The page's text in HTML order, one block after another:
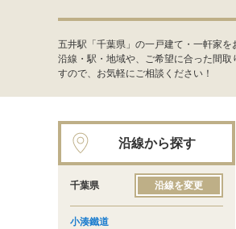
五井駅「千葉県」の一戸建て・一軒家
沿線・駅・地域や、ご希望に合った間
すので、お気軽にご相談ください！
沿線から探す
千葉県 沿線を変更
小湊鐵道